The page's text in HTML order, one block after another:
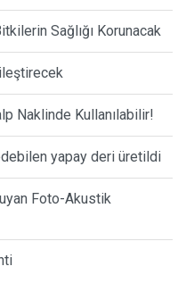
Sağlığı Korunacak
Naklinde Kullanılabilir!
yapay deri üretildi
Foto-Akustik